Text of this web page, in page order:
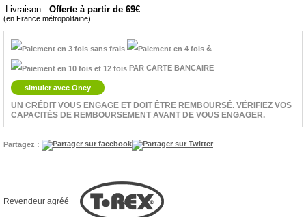
Livraison : Offerte à partir de 69
(en France métropolitaine)
&
PAR CARTE BANCAIRE
simuler avec Oney
UN CRÉDIT VOUS ENGAGE ET DOIT ÊTRE REMBOURSÉ. VÉRIFIEZ VOS
CAPACITÉS DE REMBOURSEMENT AVANT DE VOUS ENGAGER.
Partagez :
Revendeur agréé